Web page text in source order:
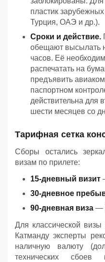
пластик
Турция, ОАЭ и др.).
Сроки и действие.
обещают высылать
часов. Её
распечатать на
предъявить
паспортном
действительна для
шести месяцев со
Тарифная сетка
Сборы остались
визам по прилете:
15-дневный визит
30-дневное
90-дневная виза —
Для классической
Катманду эксперты
наличную валюту
технических